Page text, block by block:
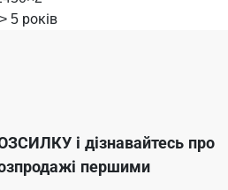
5 років
і дізнавайтесь про
першими